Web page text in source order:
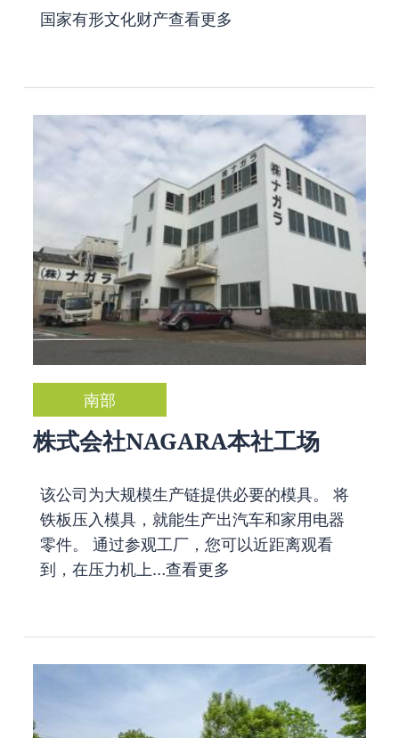
国家有形文化财产查看更多
南部
株式会社NAGARA本社工场
该公司为大规模生产链提供必要的模具。 将
铁板压入模具，就能生产出汽车和家用电器
零件。 通过参观工厂，您可以近距离观看
到，在压力机上…查看更多